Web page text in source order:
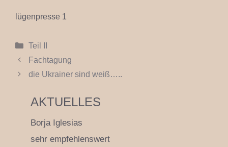
lügenpresse 1
Kategorien
Teil II
Fachtagung
die Ukrainer sind weiß…..
AKTUELLES
Borja Iglesias
sehr empfehlenswert